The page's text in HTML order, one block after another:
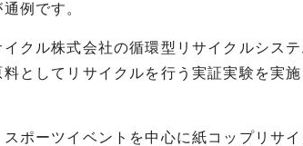
例です。
クル株式会社の循環型リサイクルシス
としてリサイクルを行う実証実験を実
ポーツイベントを中心に紙コップリサ